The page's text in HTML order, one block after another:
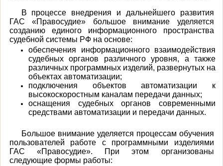
В процессе внедрения и дальнейшего развития
ГАС «Правосудие» большое внимание уделяется
созданию единого информационного пространства
судебной системы РФ на основе:
обеспечения информационного взаимодействия
судебных органов различного уровня, а также
различных программных изделий, развернутых на
объектах автоматизации;
подключения объектов автоматизации к
высокоскоростным каналам передачи данных;
оснащения судебных органов современными
средствами автоматизации и передачи данных.
Большое внимание уделяется процессам обучения
пользователей работе с программными изделиями
ГАС «Правосудие». При этом организованы
следующие формы работы: